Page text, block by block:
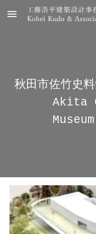
Skip to main content
秋田市佐竹史
Akita